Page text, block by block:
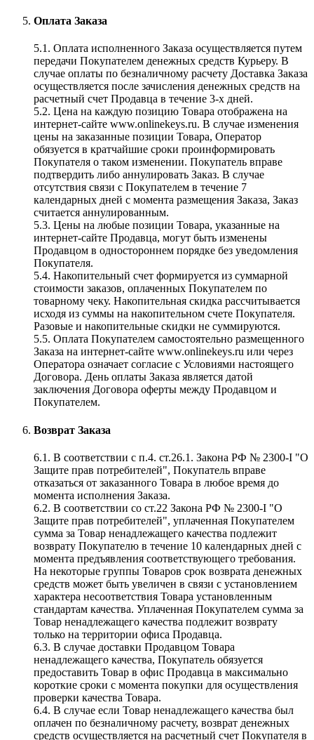
Оплата Заказа
5.1. Оплата исполненного Заказа осуществляется путем
передачи Покупателем денежных средств Курьеру. В
случае оплаты по безналичному расчету Доставка Заказа
осуществляется после зачисления денежных средств на
расчетный счет Продавца в течение 3-х дней.
5.2. Цена на каждую позицию Товара отображена на
интернет-сайте www.onlinekeys.ru. В случае изменения
цены на заказанные позиции Товара, Оператор
обязуется в кратчайшие сроки проинформировать
Покупателя о таком изменении. Покупатель вправе
подтвердить либо аннулировать Заказ. В случае
отсутствия связи с Покупателем в течение 7
календарных дней с момента размещения Заказа, Заказ
считается аннулированным.
5.3. Цены на любые позиции Товара, указанные на
интернет-сайте Продавца, могут быть изменены
Продавцом в одностороннем порядке без уведомления
Покупателя.
5.4. Накопительный счет формируется из суммарной
стоимости заказов, оплаченных Покупателем по
товарному чеку. Накопительная скидка рассчитывается
исходя из суммы на накопительном счете Покупателя.
Разовые и накопительные скидки не суммируются.
5.5. Оплата Покупателем самостоятельно размещенного
Заказа на интернет-сайте www.onlinekeys.ru или через
Оператора означает согласие с Условиями настоящего
Договора. День оплаты Заказа является датой
заключения Договора оферты между Продавцом и
Покупателем.
Возврат Заказа
6.1. В соответствии с п.4. ст.26.1. Закона РФ № 2300-I "О
Защите прав потребителей", Покупатель вправе
отказаться от заказанного Товара в любое время до
момента исполнения Заказа.
6.2. В соответствии со ст.22 Закона РФ № 2300-I "О
Защите прав потребителей", уплаченная Покупателем
сумма за Товар ненадлежащего качества подлежит
возврату Покупателю в течение 10 календарных дней с
момента предъявления соответствующего требования.
На некоторые группы Товаров срок возврата денежных
средств может быть увеличен в связи с установлением
характера несоответствия Товара установленным
стандартам качества. Уплаченная Покупателем сумма за
Товар ненадлежащего качества подлежит возврату
только на территории офиса Продавца.
6.3. В случае доставки Продавцом Товара
ненадлежащего качества, Покупатель обязуется
предоставить Товар в офис Продавца в максимально
короткие сроки с момента покупки для осуществления
проверки качества Товара.
6.4. В случае если Товар ненадлежащего качества был
оплачен по безналичному расчету, возврат денежных
средств осуществляется на расчетный счет Покупателя в